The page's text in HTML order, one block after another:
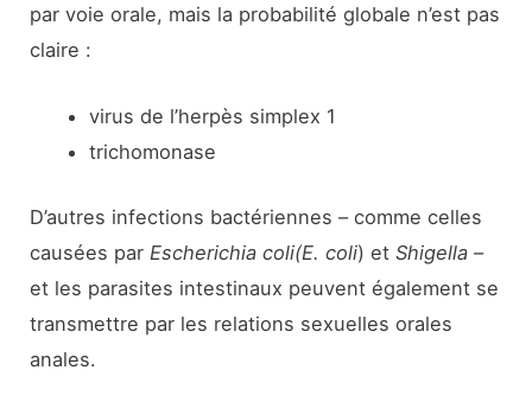
par voie orale, mais la probabilité globale n’est pas
claire :
virus de l’herpès simplex 1
trichomonase
D’autres infections bactériennes – comme celles
causées par Escherichia coli(E. coli) etShigella –
et les parasites intestinaux peuvent également se
transmettre par les relations sexuelles orales
anales.